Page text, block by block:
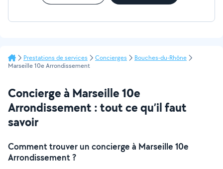
Prestations de services Concierges
Bouches-du-Rhône
Marseille 10e Arrondissement
Concierge à Marseille 10e
Arrondissement : tout ce qu’il faut
savoir
Comment trouver un concierge à Marseille 10e
Arrondissement ?